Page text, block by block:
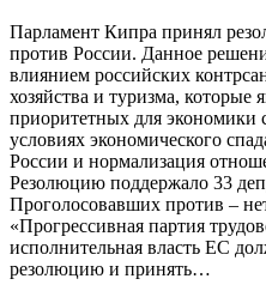
Парламент Кипра принял
против России. Данное
влиянием российских
хозяйства и туризма, которые
приоритетных для экономики
условиях экономического
России и нормализация
Резолюцию поддержало 33
Проголосовавших против –
«Прогрессивная партия
исполнительная власть ЕС
резолюцию и принять…